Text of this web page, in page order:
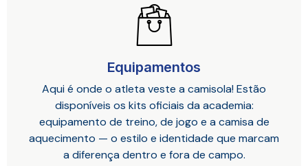
Equipamentos
Aqui é onde o atleta veste a camisola! Estão
disponíveis os kits oficiais da academia:
equipamento de treino, de jogo e a camisa de
aquecimento — o estilo e identidade que marcam
a diferença dentro e fora de campo.